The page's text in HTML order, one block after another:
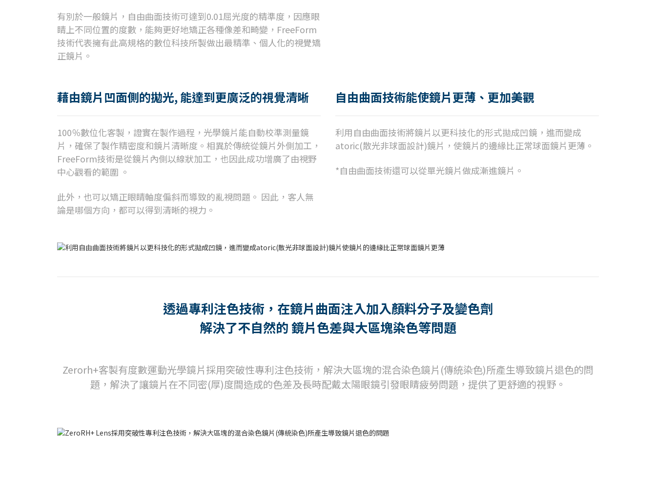
有別於一般鏡片，自由曲面技術可達到0.01屈光度的精準度，因應眼
睛上不同位置的度數，能夠更好地矯正各種像差和畸變，FreeForm
技術代表擁有此高規格的數位科技所製做出最精準、個人化的視覺矯
正鏡片。
藉由鏡片凹面側的拋光, 能達到更廣泛的視覺清晰
100％數位化客製，證實在製作過程，光學鏡片能自動校準測量鏡
片，確保了製作精密度和鏡片清晰度。相異於傳統從鏡片外側加工，
FreeForm技術是從鏡片內側以線狀加工 ， 也因此成功增廣了由視野
中心觀看的範圍 。
此外，也可以矯正眼睛軸度偏斜而導致的亂視問題。 因此，客人無
論是哪個方向，都可以得到清晰的視力。
自由曲面技術能使鏡片更薄、更加美觀
利用自由曲面技術將鏡片以更科技化的形式拋成凹鏡，進而變成
atoric(散光非球面設計)鏡片，使鏡片的邊緣比正常球面鏡片更薄。
*自由曲面技術還可以從單光鏡片做成漸進鏡片。
透過專利注色技術，在鏡片曲面注入加入顏料分子及變色劑
解決了不自然的 鏡片色差與大區塊染色等問題
Zerorh+客製有度數運動光學鏡片採用突破性專利注色技術，解決大區塊的混合染色鏡片(傳統染色)所產生導致鏡片退色的問
題， 解決了讓鏡片在不同密(厚)度間造成的色差及長時配戴太陽眼鏡引發眼睛疲勞問題，提供了更舒適的視野。